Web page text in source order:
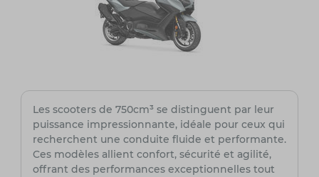
Les scooters de 750cm³ se distinguent par leur
puissance impressionnante, idéale pour ceux qui
recherchent une conduite fluide et performante.
Ces modèles allient confort, sécurité et agilité,
offrant des performances exceptionnelles tout